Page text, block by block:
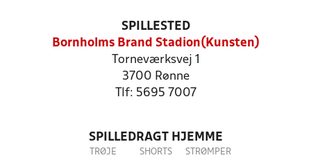
SPILLESTED
Bornholms Brand Stadion(Kunsten)
Torneværksvej 1
3700 Rønne
Tlf: 5695 7007
SPILLEDRAGT HJEMME
TRØJE SHORTS STRØMPER